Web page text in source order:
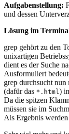
Aufgabenstellung:
und dessen
Lösung im
grep gehört zu den
unixartigen
dient es der Suche
Ausformuliert
grep durchsucht
(dafür das * .html )
Da die spitzen
müssen sie im
Als Ergebnis